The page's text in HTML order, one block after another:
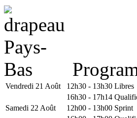
Vendredi 21 Août 12h30 - 13h30 Libres
16h30 - 17h14
Samedi 22 Août
12h00 - 13h00 Sprint